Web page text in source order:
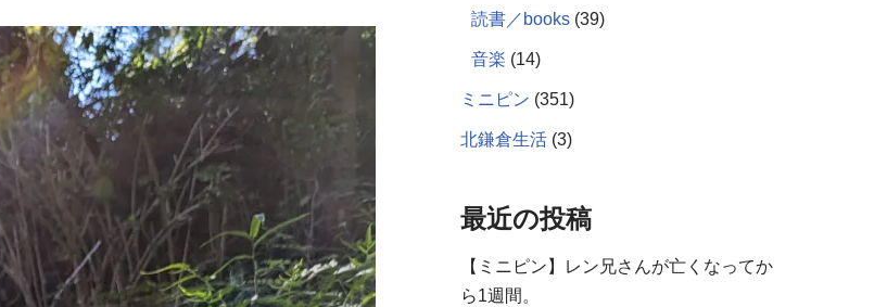
読書／books (39)
音楽 (14)
ミニピン (351)
北鎌倉生活 (3)
最近の投稿
【ミニピン】レン兄さんが亡くなってか
ら1週間。